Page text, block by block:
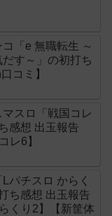
コ「e 無職転生 ～
す～」の初打ち
コミ】
マスロ「戦国コレ
感想 出玉報告
レ6】
パチスロ からく
ち感想 出玉報告
くり2】【新筐体